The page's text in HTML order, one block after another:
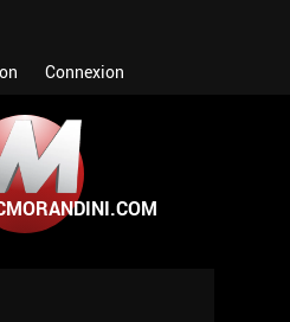
Connexion